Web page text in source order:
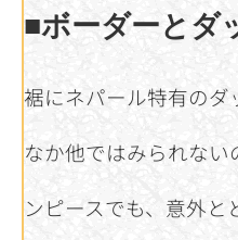
■ボーダーとダ
裾にネパール特有の
なか他ではみられな
ンピースでも、意外